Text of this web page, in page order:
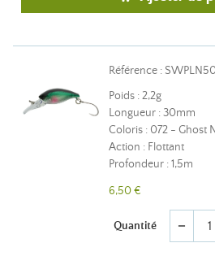
Référence :
Poids : 2,2g
Longueur : 30mm
Coloris : 072 - Ghost
Action : Flottant
Profondeur : 1,5m
6,50 €
Quantité remove